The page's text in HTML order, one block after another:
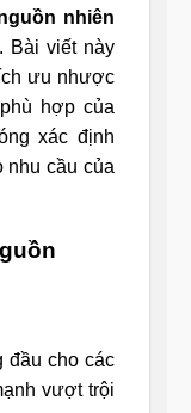
nhiên
. Bài viết này
ưu nhược
hợp của
xác định
nhu cầu của
đầu cho các
vượt trội